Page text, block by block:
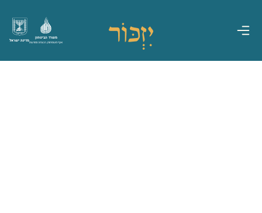
מדינת ישראל
משרד הביטחון
אגף משפחות, הנצחה ומורשת